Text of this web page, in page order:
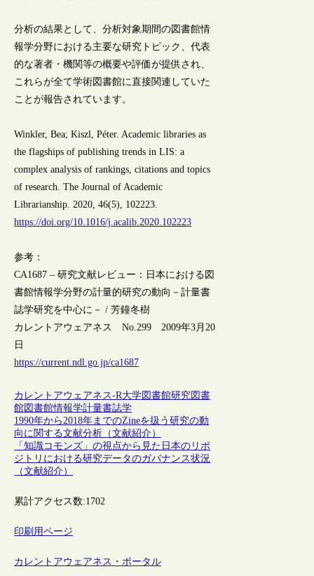
分析の結果として、分析対象期間の図書館情
報学分野における主要な研究トピック、代表
的な著者・機関等の概要や評価が提供され、
これらが全て学術図書館に直接関連していた
ことが報告されています。
Winkler, Bea; Kiszl, Péter. Academic libraries as
the flagships of publishing trends in LIS: a
complex analysis of rankings, citations and topics
of research. The Journal of Academic
Librarianship. 2020, 46(5), 102223.
https://doi.org/10.1016/j.acalib.2020.102223
参考：
CA1687 – 研究文献レビュー：日本における図
書館情報学分野の計量的研究の動向－計量書
誌学研究を中心に－ / 芳鐘冬樹
カレントアウェアネス No.299 2009年3月20
日
https://current.ndl.go.jp/ca1687
カレントアウェアネス-R大学図書館研究図書
館図書館情報学計量書誌学
1990年から2018年までのZineを扱う研究の動
向に関する文献分析（文献紹介）
「知識コモンズ」の視点から見た日本のリポ
ジトリにおける研究データのガバナンス状況
（文献紹介）
累計アクセス数:1702
印刷用ページ
カレントアウェアネス・ポータル